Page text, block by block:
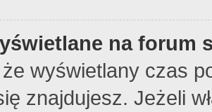
na forum
wyświetlany czas
znajdujesz. Jeżeli